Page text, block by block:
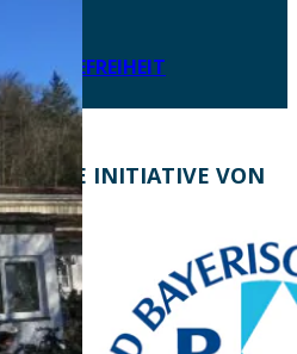
EINE INITIATIVE VON